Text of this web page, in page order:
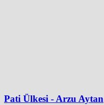
Pati Ülkesi - Arzu Aytan